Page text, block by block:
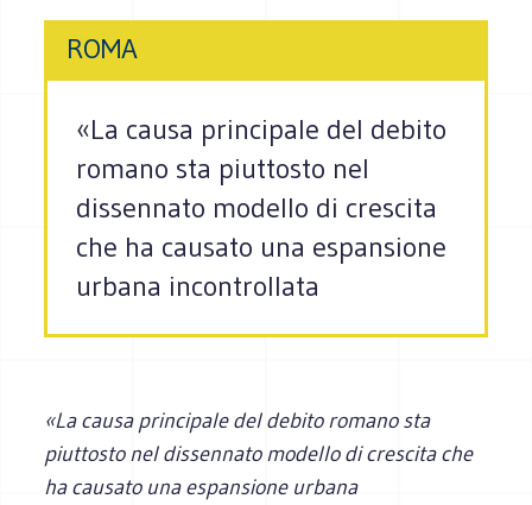
ROMA
«La causa principale del debito
romano sta piuttosto nel
dissennato modello di crescita
che ha causato una espansione
urbana incontrollata
«La causa principale del debito romano sta
piuttosto nel dissennato modello di crescita che
ha causato una espansione urbana